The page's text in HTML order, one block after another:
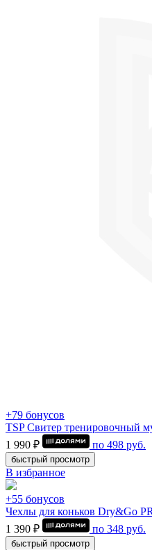
+79 бонусов
TSP Свитер тренировочный
1 990 ₽
по 498 руб.
быстрый просмотр
В избранное
+55 бонусов
Чехлы для коньков Dry&Go
1 390 ₽
по 348 руб.
быстрый просмотр